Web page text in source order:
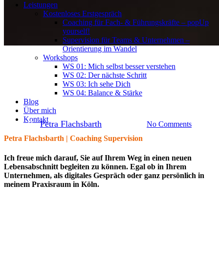
Verantwortung ohne
Selbstüberforderung
By Petra Flachsbarth No Comments
Leistungen
Kostenloses Erstgespräch
Coaching für Fach- & Führungskräfte – popUp
yourself!
Supervision für Teams & Unternehmen –
Orientierung im Wandel
Workshops
WS 01: Mich selbst besser verstehen
WS 02: Der nächste Schritt
WS 03: Ich sehe Dich
WS 04: Balance & Stärke
Blog
Über mich
Kontakt
Petra Flachsbarth | Coaching Supervision
Ich freue mich darauf, Sie auf Ihrem Weg in einen neuen
Lebensabschnitt begleiten zu können. Egal ob in Ihrem
Unternehmen, als digitales Gespräch oder ganz persönlich in
meinem Praxisraum in Köln.